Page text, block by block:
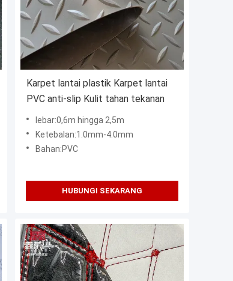
Karpet lantai plastik Karpet lantai
PVC anti-slip Kulit tahan tekanan
lebar:0,6m hingga 2,5m
Ketebalan:1.0mm-4.0mm
Bahan:PVC
HUBUNGI SEKARANG